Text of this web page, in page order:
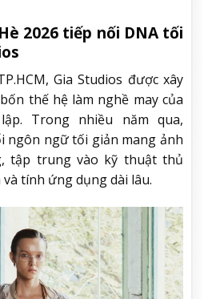
2026 tiếp nối DNA tối
Gia Studios được xây
thế hệ làm nghề may của
Trong nhiều năm qua,
ngôn ngữ tối giản mang ảnh
tập trung vào kỹ thuật thủ
tính ứng dụng dài lâu.